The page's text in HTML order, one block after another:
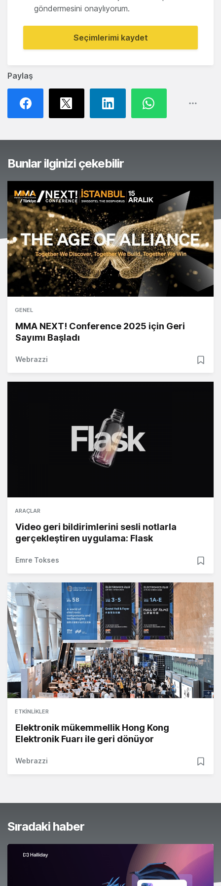
Paylaş
göndermesini onaylıyorum.
Seçimlerimi kaydet
Bunlar ilginizi çekebilir
GENEL
MMA NEXT! Conference 2025 için Geri
Sayımı Başladı
Webrazzi
ARAÇLAR
Video geri bildirimlerini sesli notlarla
gerçekleştiren uygulama: Flask
Emre Tokses
ETKINLIKLER
Elektronik mükemmellik Hong Kong
Elektronik Fuarı ile geri dönüyor
Webrazzi
Sıradaki haber